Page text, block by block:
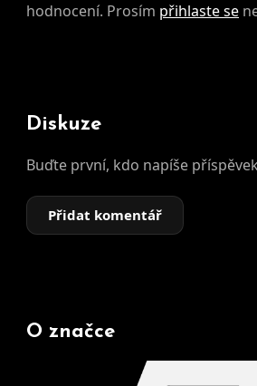
hodnocení. Prosím přihlaste se
Diskuze
Buďte první, kdo napíše
Přidat komentář
O značce